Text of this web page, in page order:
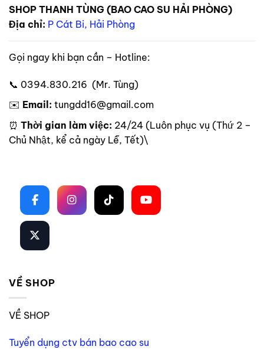
SHOP THANH TÙNG (BAO CAO SU HẢI PHÒNG)
Địa chỉ: P Cát Bi, Hải Phòng
Gọi ngay khi bạn cần – Hotline:
📞 0394.830.216 (Mr. Tùng)
✉️ Email: tungdd16@gmail.com
⏰ Thời gian làm việc: 24/24 (Luôn phục vụ (Thứ 2 –
Chủ Nhật, kể cả ngày Lễ, Tết)\
VỀ SHOP
VỀ SHOP
Tuyển dụng ctv bán bao cao su